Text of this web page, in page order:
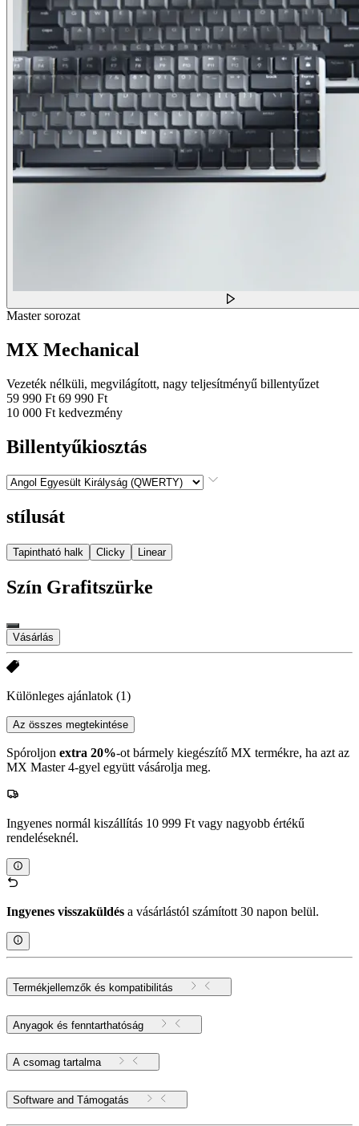
Master sorozat
MX Mechanical
Vezeték nélküli, megvilágított, nagy teljesítményű billentyűzet
59 990 Ft 69 990 Ft
10 000 Ft kedvezmény
Billentyűkiosztás
stílusát
Tapintható halk Clicky Linear
Szín Grafitszürke
Vásárlás
Különleges ajánlatok (1)
Az összes megtekintése
Spóroljon extra 20%-ot bármely kiegészítő MX termékre, ha azt az
MX Master 4-gyel együtt vásárolja meg.
Ingyenes normál kiszállítás 10 999 Ft vagy nagyobb értékű
rendeléseknél.
Ingyenes visszaküldés a vásárlástól számított 30 napon belül.
Termékjellemzők és kompatibilitás
Anyagok és fenntarthatóság
A csomag tartalma
Software and Támogatás